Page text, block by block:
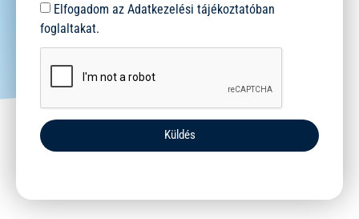
Elfogadom az Adatkezelési tájékoztatóban
foglaltakat.
Küldés